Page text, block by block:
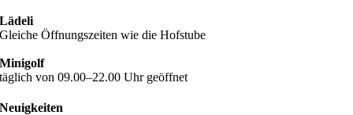
Lädeli
Gleiche Öffnungszeiten wie die Hofstube
Minigolf
täglich von 09.00–22.00 Uhr geöffnet
Neuigkeiten